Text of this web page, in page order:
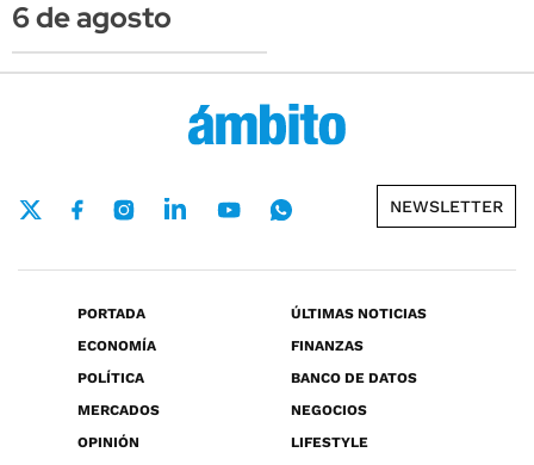
6 de agosto
NEWSLETTER
PORTADA
ÚLTIMAS NOTICIAS
ECONOMÍA
FINANZAS
POLÍTICA
BANCO DE DATOS
MERCADOS
NEGOCIOS
OPINIÓN
LIFESTYLE